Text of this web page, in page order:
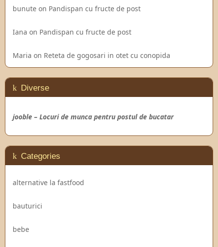
bunute on Pandispan cu fructe de post
Iana on Pandispan cu fructe de post
Maria on Reteta de gogosari in otet cu conopida
Diverse
jooble – Locuri de munca pentru postul de bucatar
Categories
alternative la fastfood
bauturici
bebe